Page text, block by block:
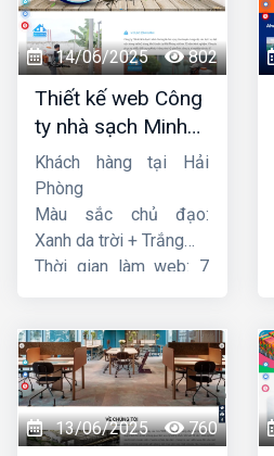
14/06/2025 802
Thiết kế web Công
ty nhà sạch Minh
Dương
Khách hàng tại Hải
Phòng
Màu sắc chủ đạo:
Xanh da trời + Trắng
Thời gian làm web: 7
13/06/2025 760